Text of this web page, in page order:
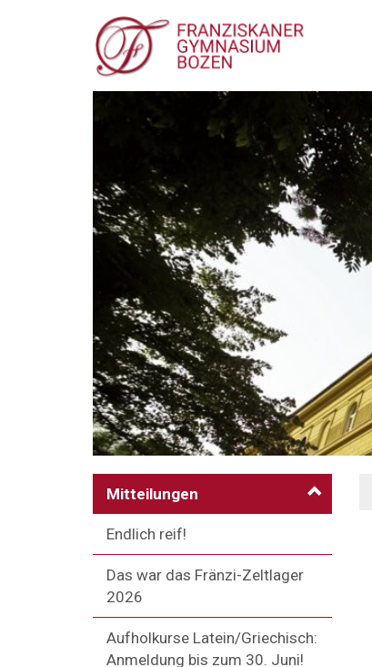
Mitteilungen
Endlich reif!
Das war das Fränzi-Zeltlager
2026
Aufholkurse Latein/Griechisch:
Anmeldung bis zum 30. Juni!